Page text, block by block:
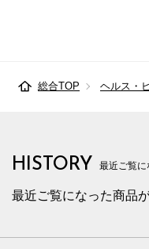
総合TOP ヘルス・
HISTORY 最近ご覧
最近ご覧になった商品